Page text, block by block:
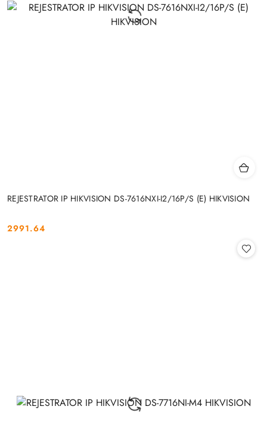
REJESTRATOR IP HIKVISION DS-7616NXI-I2/16P/S (E) HIKVISION
Cena:
2991.64